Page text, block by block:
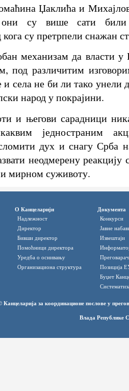
Џаклића и
су више сати били
су претрпели снажан
механизам да власти
под различитим
и села не би ли тако унели
народ у покрајини.
и његови сарадници
једностраним
дух и снагу Срба
неодмерену реакцију
мирном суживоту.
О Канцеларији
Надлежност
Директор
Бивши директор
Помоћници директора
Уредба о оснивању
Организациона структура
Документа
Конкурси
Јавне
Извештаји
Позиција
Буџет
Канцеларија за координационе послове у
Влада Републике